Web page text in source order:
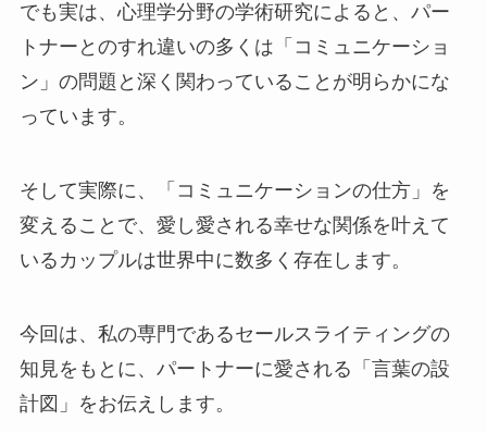
でも実は、心理学分野の学術研究によると、パー
トナーとのすれ違いの多くは「コミュニケーショ
ン」の問題と深く関わっていることが明らかにな
っています。
そして実際に、「コミュニケーションの仕方」を
変えることで、愛し愛される幸せな関係を叶えて
いるカップルは世界中に数多く存在します。
今回は、私の専門であるセールスライティングの
知見をもとに、パートナーに愛される「言葉の設
計図」をお伝えします。